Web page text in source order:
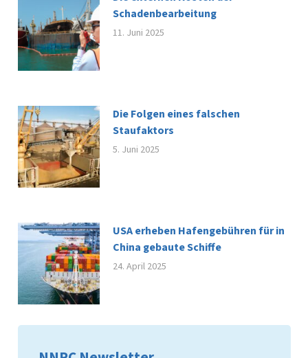
Schadenbearbeitung
11. Juni 2025
Die Folgen eines falschen
Staufaktors
5. Juni 2025
USA erheben Hafengebühren für in
China gebaute Schiffe
24. April 2025